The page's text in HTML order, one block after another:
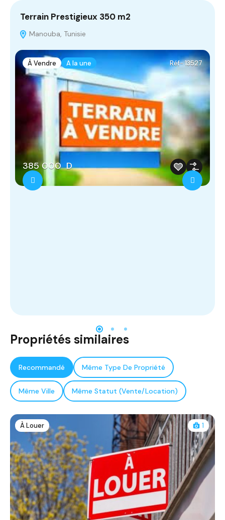
Terrain Prestigieux 350 m2
‫‪Manouba, Tunisie
À Vendre A la une Réf- 13527
385 000 D
Propriétés similaires
Recommandé Même Type De Propriété
Même Ville Même Statut (Vente/Location)
À Louer 1